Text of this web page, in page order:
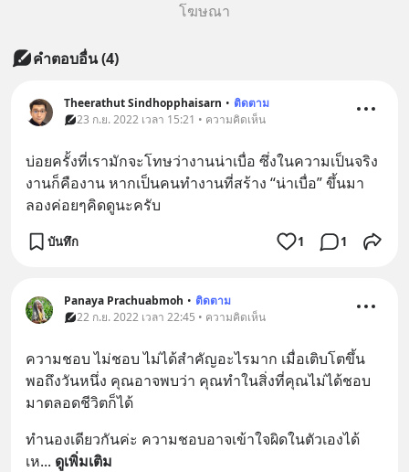
โฆษณา
คำตอบอื่น(4)
Theerathut Sindhopphaisarn • ติดตาม
23 ก.ย. 2022 เวลา 15:21 • ความคิดเห็น
บ่อยครั้งที่เรามักจะโทษว่างานน่าเบื่อ ซึ่งในความเป็นจริง
งานก็คืองาน หากเป็นคนทำงานที่สร้าง “น่าเบื่อ” ขึ้นมา
ลองค่อยๆคิดดูนะครับ
บันทึก 1 1
Panaya Prachuabmoh • ติดตาม
22 ก.ย. 2022 เวลา 22:45 • ความคิดเห็น
ความชอบ ไม่ชอบ ไม่ได้สำคัญอะไรมาก เมื่อเติบโตขึ้น
พอถึงวันหนึ่ง คุณอาจพบว่า คุณทำในสิ่งที่คุณไม่ได้ชอบ
มาตลอดชีวิตก็ได้
ทำนองเดียวกันค่ะ ความชอบอาจเข้าใจผิดในตัวเองได้
เห... ดูเพิ่มเติม